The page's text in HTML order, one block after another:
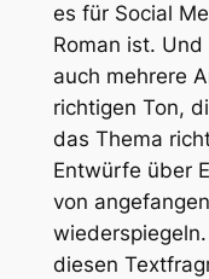
es für Social
Roman ist.
auch mehrere
richtigen Ton,
das Thema
Entwürfe über
von
diesen